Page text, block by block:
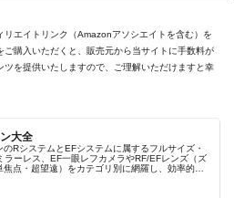
リエイトリンク（Amazonアソシエイトを含む）を
購入いただくと、販売元から当サイトに手数料が
を提供いたしますので、ご理解いただけますと幸
大全
のRシステムとEFシステムに属するフルサイズ・
ラーレス、EF一眼レフカメラやRF/EFレンズ（ズ
焦点・超望遠）をカテゴリ別に網羅し、効率的に